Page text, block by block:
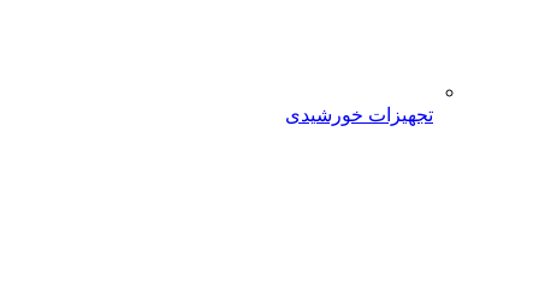
تجهیزات خورشیدی